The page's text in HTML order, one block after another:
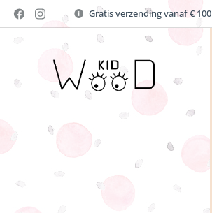
Gratis verzending vanaf € 100